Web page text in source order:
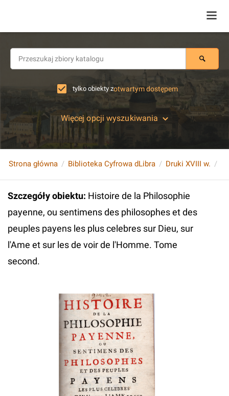
tylko obiekty zotwartym dostępem
Więcej opcji wyszukiwania
Strona główna Biblioteka Cyfrowa dLibra Druki XVIII w.
Szczegóły obiektu: Histoire de la Philosophie
payenne, ou sentimens des philosophes et des
peuples payens les plus celebres sur Dieu, sur
l'Ame et sur les de voir de l'Homme. Tome
second.